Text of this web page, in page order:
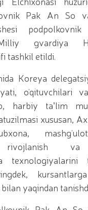
kino san'ati
yoshlar bilan
xavfsizlik
otliq paradlar
– insonni
sayli // Askarlar
boʻldi //
turnirida Milliy
Hamidova oltin
«Sodiq
//
dron va robot
//
yoshlar
muddatdi harbiy
// Milliy
polkovnik
manzilli ishlari
bilan ochiq
jinoyat sodir
Pak An So
gvardiya
tashkil etildi.
Koreya
o‘qituvchilari
harbiy taʼlim
xususan,
rivojlanish
yaqindan